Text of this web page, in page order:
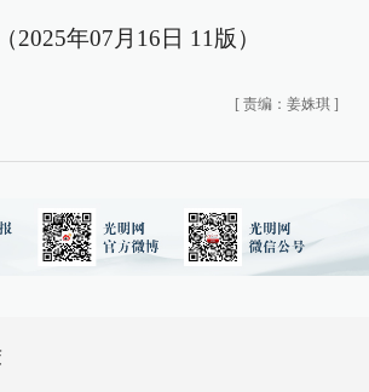
2025年07月16日 11版）
[ 责编：姜姝琪 ]